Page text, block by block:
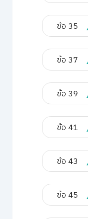
ข้อ 35
ข้อ 37
ข้อ 39
ข้อ 41
ข้อ 43
ข้อ 45